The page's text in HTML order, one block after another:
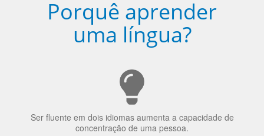
uma língua?
Ser fluente em dois idiomas aumenta a capacidade de
concentração de uma pessoa.